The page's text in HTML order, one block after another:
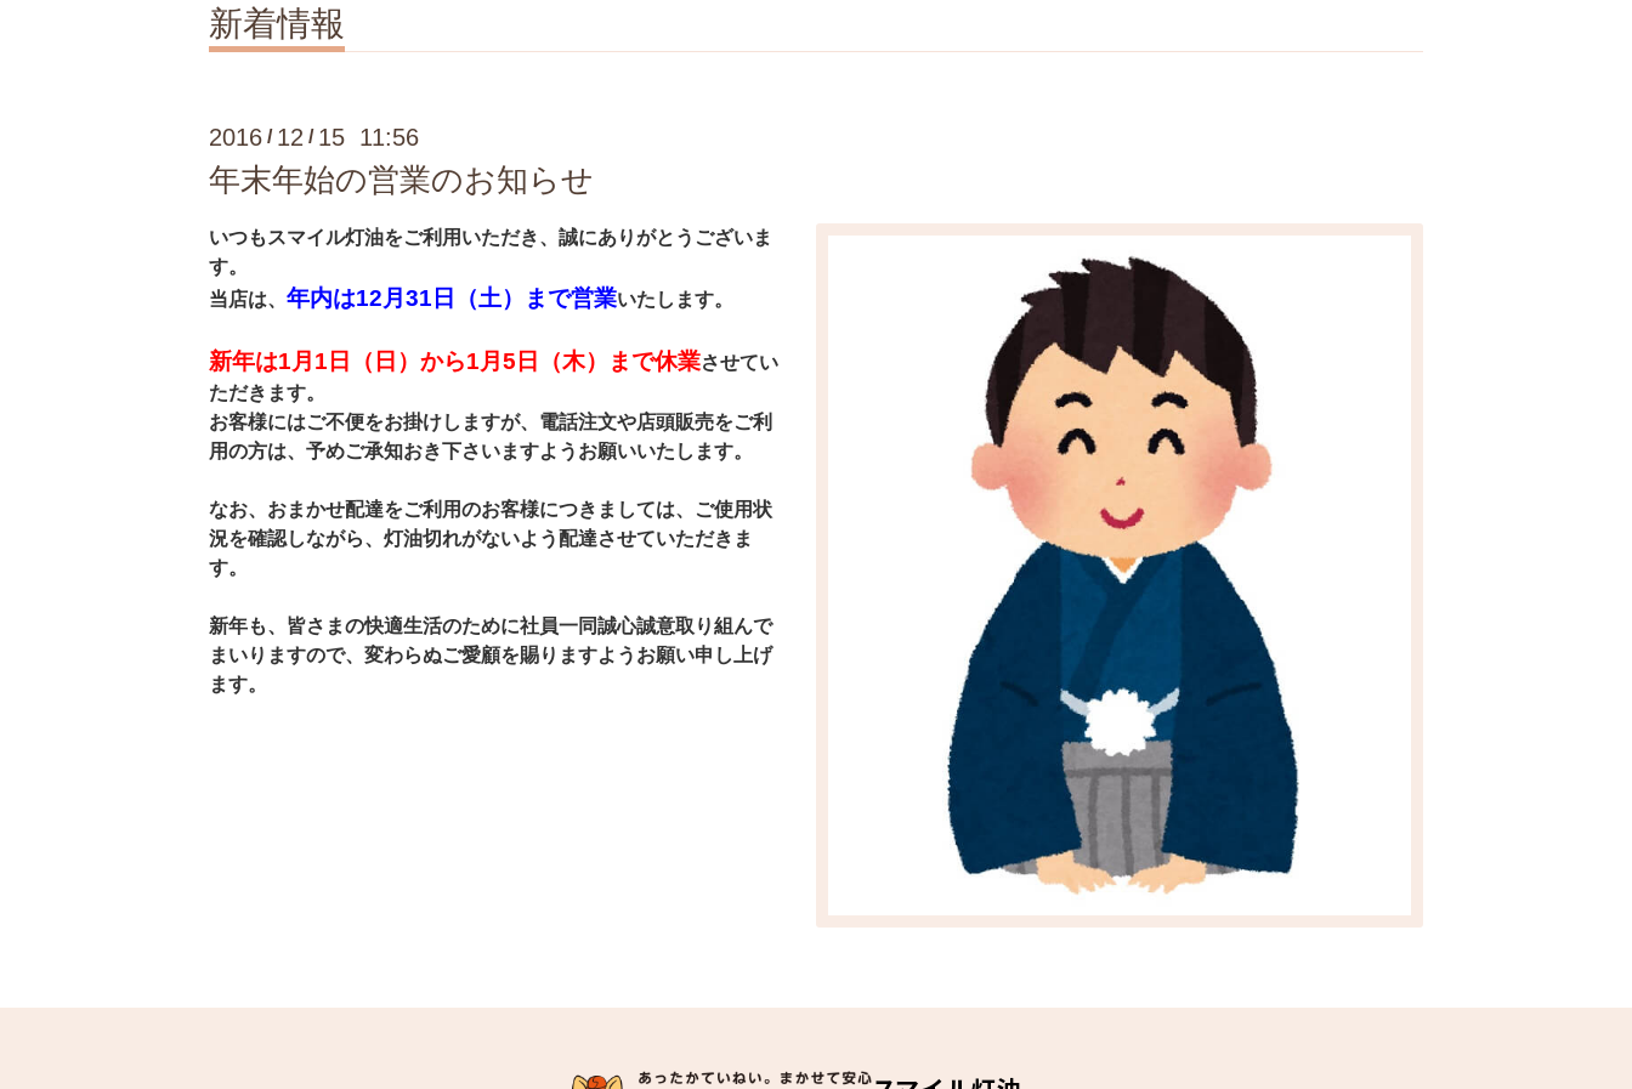
新着情報
2016 / 12 / 15 11:56
年末年始の営業のお知らせ
いつもスマイル灯油をご利用いただき、誠にありがとうございま
す。
当店は、 年内は12月31日（土）まで営業いたします。
新年は1月1日（日）から1月5日（木）まで休業させてい
ただきます。
お客様にはご不便をお掛けしますが、電話注文や店頭販売をご利
用の方は、予めご承知おき下さいますようお願いいたします。
なお、おまかせ配達をご利用のお客様につきましては、ご使用状
況を確認しながら、灯油切れがないよう配達させていただきま
す。
新年も、皆さまの快適生活のために社員一同誠心誠意取り組んで
まいりますので、変わらぬご愛顧を賜りますようお願い申し上げ
ます。